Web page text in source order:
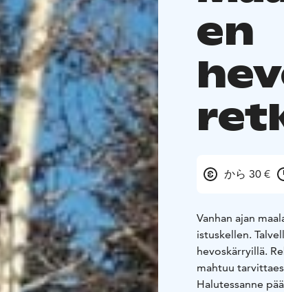
en
から 30 €
Vanhan ajan
istuskellen.
hevoskärryillä.
mahtuu
Halutessanne